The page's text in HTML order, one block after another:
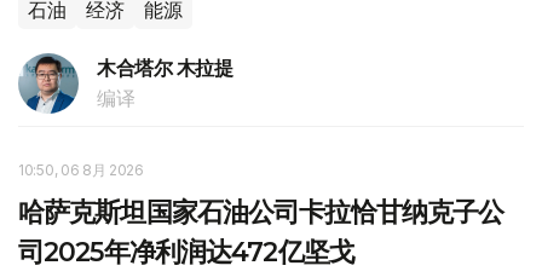
石油 经济 能源
木合塔尔 木拉提
编译
10:50, 06 8月 2026
哈萨克斯坦国家石油公司卡拉恰甘纳克子公
司2025年净利润达472亿坚戈